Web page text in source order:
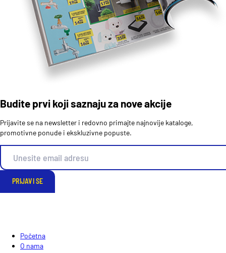
Budite prvi koji saznaju za nove akcije
Prijavite se na newsletter i redovno primajte najnovije kataloge,
promotivne ponude i ekskluzivne popuste.
PRIJAVI SE
Početna
O nama